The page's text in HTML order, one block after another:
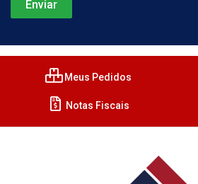
Meus Pedidos
Notas Fiscais